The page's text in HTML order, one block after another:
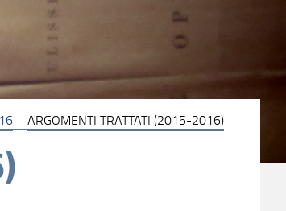
ARGOMENTI TRATTATI (2015-2016)